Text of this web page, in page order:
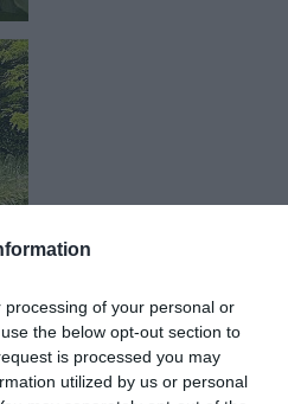
of your personal or
the below opt-out section to
is processed you may
utilized by us or personal